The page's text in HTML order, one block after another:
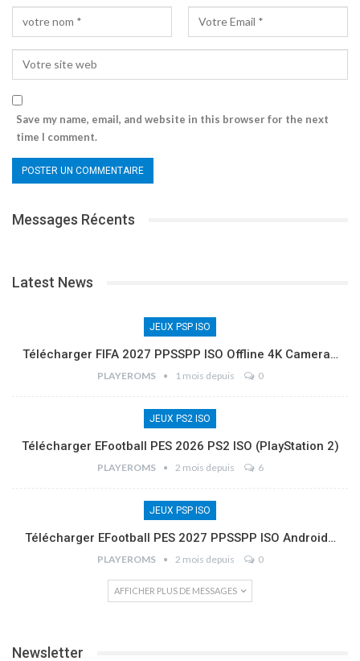
Save my name, email, and website in this browser for the next
time I comment.
Messages Récents
Latest News
JEUX PSP ISO
Télécharger FIFA 2027 PPSSPP ISO Offline 4K Camera…
PLAYEROMS 1 mois depuis 0
JEUX PS2 ISO
Télécharger EFootball PES 2026 PS2 ISO (PlayStation 2)
PLAYEROMS 2 mois depuis 6
JEUX PSP ISO
Télécharger EFootball PES 2027 PPSSPP ISO Android…
PLAYEROMS 2 mois depuis 0
AFFICHER PLUS DE MESSAGES
Newsletter